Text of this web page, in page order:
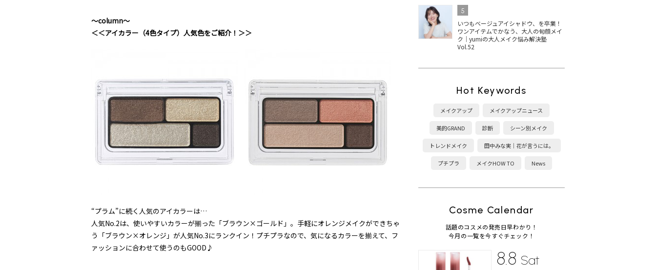
～column～
＜＜アイカラー（4色タイプ）人気色をご紹介！＞＞
“プラム”に続く人気のアイカラーは…
人気No.2は、使いやすいカラーが揃った「ブラウン×ゴールド」。手軽にオレンジメイクができちゃ
う「ブラウン×オレンジ」が人気No.3にランクイン！プチプラなので、気になるカラーを揃えて、フ
ァッションに合わせて使うのもGOOD♪
5
いつもベージュアイシャドウ、を卒業！
ワンアイテムでかなう、大人の旬顔メイ
ク｜yumiの大人メイク悩み解決塾
Vol.52
Hot Keywords
メイクアップ メイクアップニュース
美的GRAND 診断 シーン別メイク
トレンドメイク 田中みな実｜花が言うには。
プチプラ メイクHOW TO News
Cosme Calendar
話題のコスメの発売日早わかり！
今月の一覧を今すぐチェック！
8.8 Sat